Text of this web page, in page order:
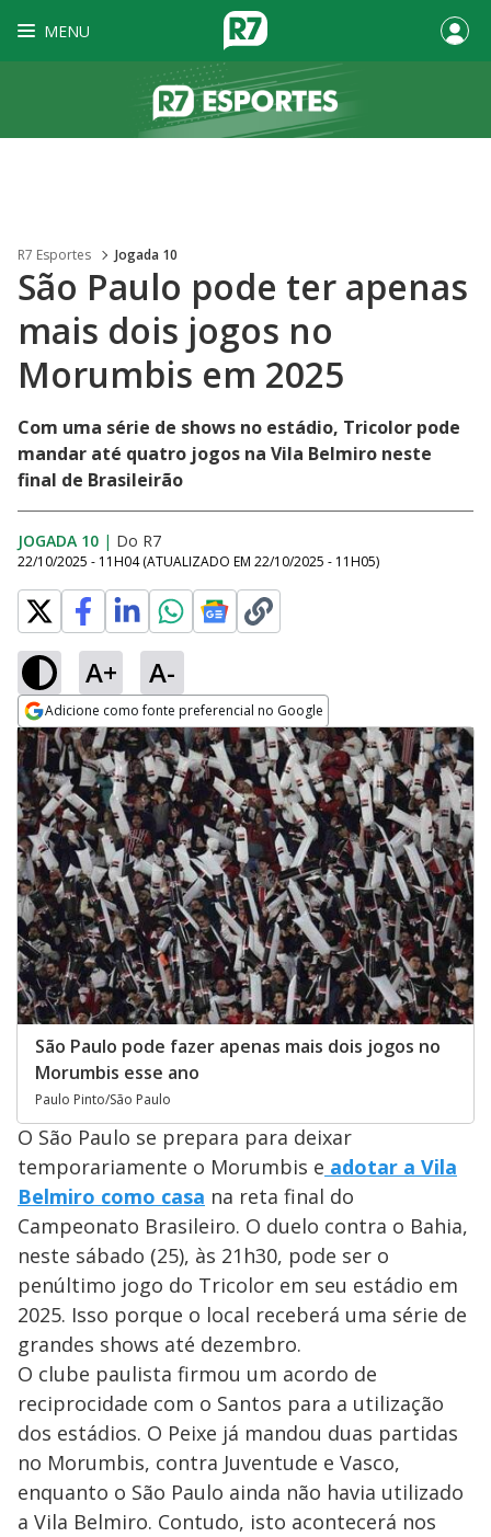
MENU
R7 Esportes Jogada 10
São Paulo pode ter apenas
mais dois jogos no
Morumbis em 2025
Com uma série de shows no estádio, Tricolor pode
mandar até quatro jogos na Vila Belmiro neste
final de Brasileirão
JOGADA 10 | Do R7
22/10/2025 - 11H04 (ATUALIZADO EM 22/10/2025 - 11H05)
A+ A-
Adicione como fonte preferencial no Google
Opens in new window
São Paulo pode fazer apenas mais dois jogos no
Morumbis esse ano
Paulo Pinto/São Paulo
O São Paulo se prepara para deixar
temporariamente o Morumbis e adotar a Vila
Belmiro como casa na reta final do
Campeonato Brasileiro. O duelo contra o Bahia,
neste sábado (25), às 21h30, pode ser o
penúltimo jogo do Tricolor em seu estádio em
2025. Isso porque o local receberá uma série de
grandes shows até dezembro.
O clube paulista firmou um acordo de
reciprocidade com o Santos para a utilização
dos estádios. O Peixe já mandou duas partidas
no Morumbis, contra Juventude e Vasco,
enquanto o São Paulo ainda não havia utilizado
a Vila Belmiro. Contudo, isto acontecerá nos